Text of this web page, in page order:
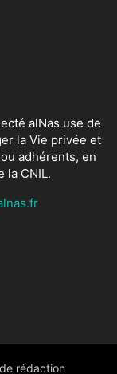
alNas use de
la Vie privée et
adhérents, en
la CNIL.
rédaction